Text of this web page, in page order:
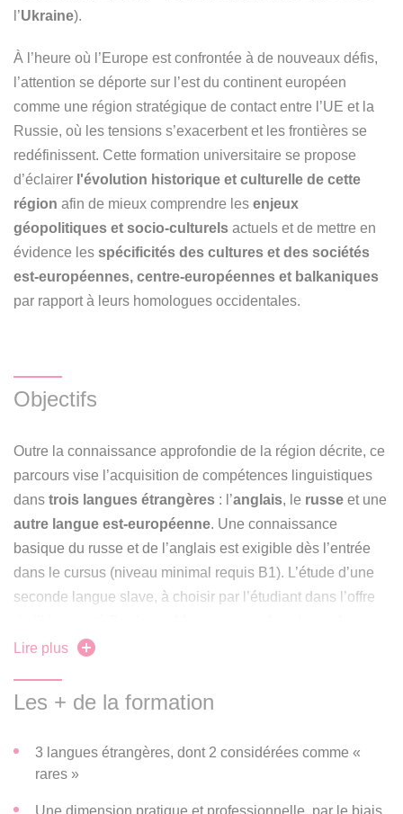
l’Ukraine).
À l’heure où l’Europe est confrontée à de nouveaux défis,
l’attention se déporte sur l’est du continent européen
comme une région stratégique de contact entre l’UE et la
Russie, où les tensions s’exacerbent et les frontières se
redéfinissent. Cette formation universitaire se propose
d’éclairer l'évolution historique et culturelle de cette
région afin de mieux comprendre les enjeux
géopolitiques et socio-culturels actuels et de mettre en
évidence les spécificités des cultures et des sociétés
est-européennes, centre-européennes et balkaniques
par rapport à leurs homologues occidentales.
Objectifs
Outre la connaissance approfondie de la région décrite, ce
parcours vise l’acquisition de compétences linguistiques
dans trois langues étrangères : l’anglais, le russe et une
autre langue est-européenne. Une connaissance
basique du russe et de l’anglais est exigible dès l’entrée
dans le cursus (niveau minimal requis B1). L’étude d’une
seconde langue slave, à choisir par l’étudiant dans l’offre
tchèque, ukrainien
professionnelle en lien avec la Russie, l’Europe orientale,
deschercheurs, enseignants, traducteurs, spécialistes
économique et culturel plurilingues, ayant le français, le
Lire plus
Les + de la formation
3 langues étrangères, dont 2 considérées comme «
rares »
Une dimension pratique et professionnelle, par le biais